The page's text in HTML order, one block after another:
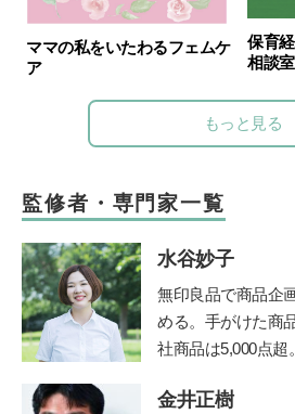
ママの私をいたわるフェムケ
ア
保育
相談室
もっと見る
監修者・専門家一覧
水谷妙子
無印良品で商品企
める。手がけた商
社商品は5,000点超
納サービスやお片
金井正樹